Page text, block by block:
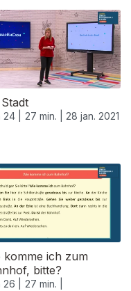
| 27 min. | 28 jan. 2021
komme ich zum
bitte?
|
27 min. |